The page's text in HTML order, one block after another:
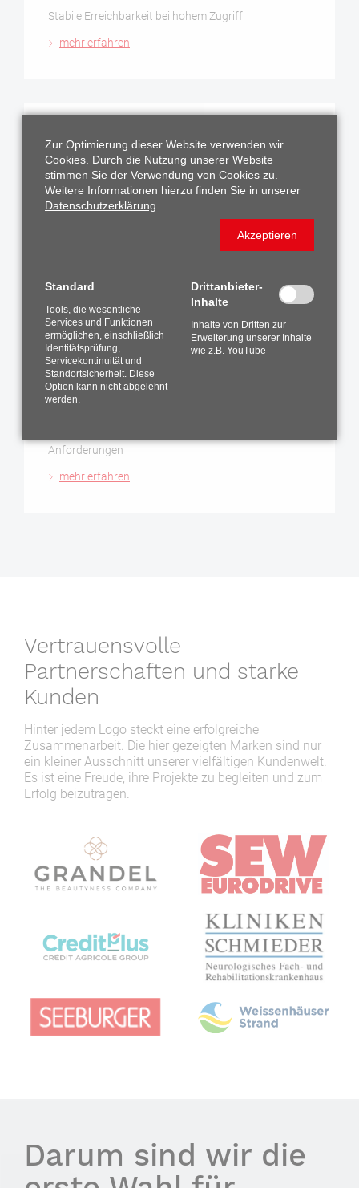
Stabile Erreichbarkeit bei hohem Zugriff
mehr erfahren
Performance Tuning
Sicherstellung der erforderlichen Performance in
Database Security
Anforderungen
mehr erfahren
Vertrauensvolle
Partnerschaften und starke
Kunden
Hinter jedem Logo steckt eine erfolgreiche
Zusammenarbeit. Die hier gezeigten Marken sind nur
ein kleiner Ausschnitt unserer vielfältigen Kundenwelt.
Es ist eine Freude, ihre Projekte zu begleiten und zum
Erfolg beizutragen.
Darum sind wir die
Zur Optimierung dieser Website verwenden wir
Cookies. Durch die Nutzung unserer Website
stimmen Sie der Verwendung von Cookies zu.
Weitere Informationen hierzu finden Sie in unserer
Datenschutzerklärung.
Akzeptieren
Standard
Tools, die wesentliche
Services und Funktionen
ermöglichen, einschließlich
Identitätsprüfung,
Servicekontinuität und
Standortsicherheit. Diese
Option kann nicht abgelehnt
werden.
Drittanbieter-
Inhalte
Inhalte von Dritten zur
Erweiterung unserer Inhalte
wie z.B. YouTube